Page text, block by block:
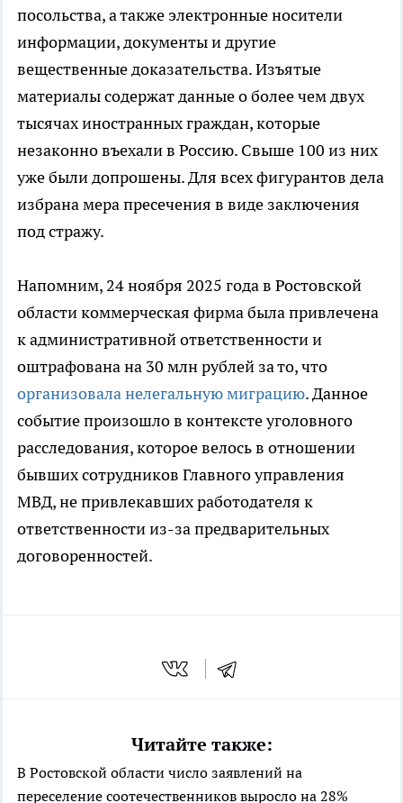
посольства, а также электронные носители
информации, документы и другие
вещественные доказательства. Изъятые
материалы содержат данные о более чем двух
тысячах иностранных граждан, которые
незаконно въехали в Россию. Свыше 100 из них
уже были допрошены. Для всех фигурантов дела
избрана мера пресечения в виде заключения
под стражу.
Напомним, 24 ноября 2025 года в Ростовской
области коммерческая фирма была привлечена
к административной ответственности и
оштрафована на 30 млн рублей за то, что
организовала нелегальную миграцию. Данное
событие произошло в контексте уголовного
расследования, которое велось в отношении
бывших сотрудников Главного управления
МВД, не привлекавших работодателя к
ответственности из-за предварительных
договоренностей.
Читайте также:
В Ростовской области число заявлений на
переселение соотечественников выросло на 28%